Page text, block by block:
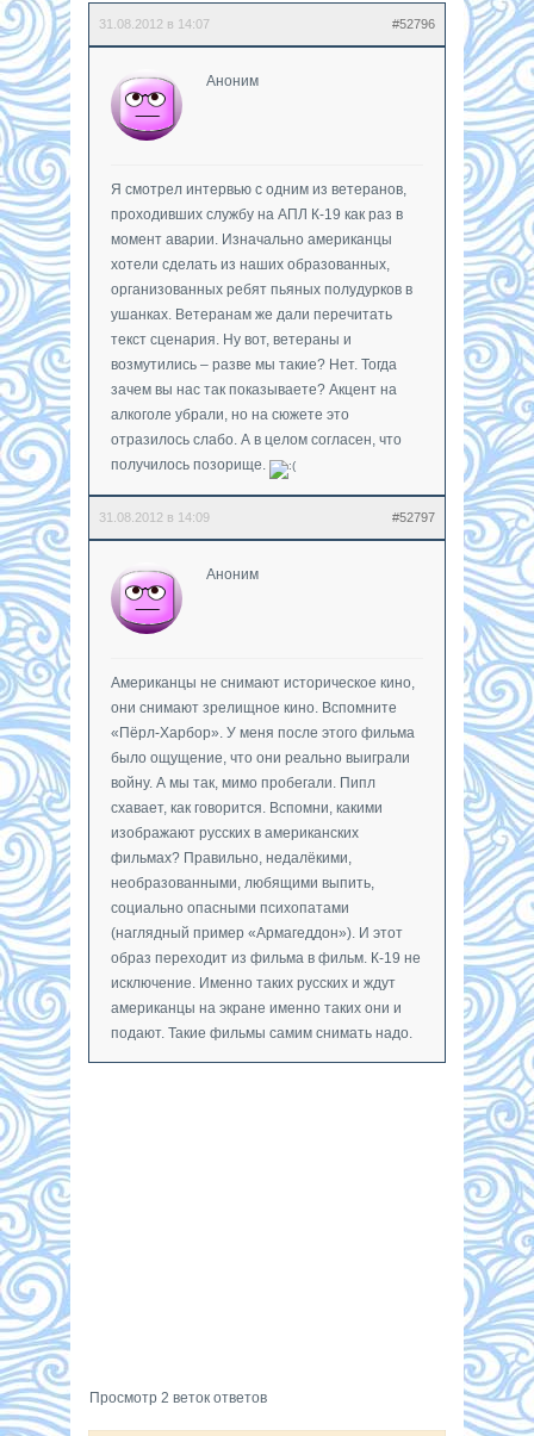
31.08.2012 в 14:07 #52796
Аноним
Я смотрел интервью с одним из ветеранов,
проходивших службу на АПЛ К-19 как раз в
момент аварии. Изначально американцы
хотели сделать из наших образованных,
организованных ребят пьяных полудурков в
ушанках. Ветеранам же дали перечитать
текст сценария. Ну вот, ветераны и
возмутились – разве мы такие? Нет. Тогда
зачем вы нас так показываете? Акцент на
алкоголе убрали, но на сюжете это
отразилось слабо. А в целом согласен, что
получилось позорище.
31.08.2012 в 14:09 #52797
Аноним
Американцы не снимают историческое кино,
они снимают зрелищное кино. Вспомните
«Пёрл-Харбор». У меня после этого фильма
было ощущение, что они реально выиграли
войну. А мы так, мимо пробегали. Пипл
схавает, как говорится. Вспомни, какими
изображают русских в американских
фильмах? Правильно, недалёкими,
необразованными, любящими выпить,
социально опасными психопатами
(наглядный пример «Армагеддон»). И этот
образ переходит из фильма в фильм. К-19 не
исключение. Именно таких русских и ждут
американцы на экране именно таких они и
подают. Такие фильмы самим снимать надо.
Просмотр 2 веток ответов